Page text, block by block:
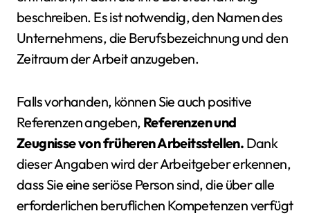
beschreiben. Es ist notwendig, den Namen des
Unternehmens, die Berufsbezeichnung und den
Zeitraum der Arbeit anzugeben.
Falls vorhanden, können Sie auch positive
Referenzen angeben, Referenzen und
Zeugnisse von früheren Arbeitsstellen. Dank
dieser Angaben wird der Arbeitgeber erkennen,
dass Sie eine seriöse Person sind, die über alle
erforderlichen beruflichen Kompetenzen verfügt